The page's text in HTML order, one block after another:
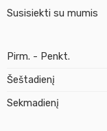
Susisiekti su mumis
Pirm. - Penkt.
Šeštadienį
Sekmadienį